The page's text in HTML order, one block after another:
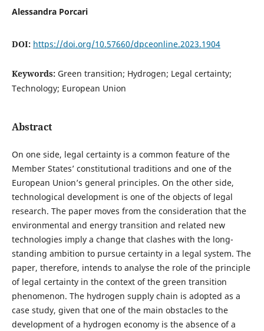
Alessandra Porcari
DOI: https://doi.org/10.57660/dpceonline.2023.1904
Keywords: Green transition; Hydrogen; Legal certainty;
Technology; European Union
Abstract
On one side, legal certainty is a common feature of the
Member States’ constitutional traditions and one of the
European Union’s general principles. On the other side,
technological development is one of the objects of legal
research. The paper moves from the consideration that the
environmental and energy transition and related new
technologies imply a change that clashes with the long-
standing ambition to pursue certainty in a legal system. The
paper, therefore, intends to analyse the role of the principle
of legal certainty in the context of the green transition
phenomenon. The hydrogen supply chain is adopted as a
case study, given that one of the main obstacles to the
development of a hydrogen economy is the absence of a